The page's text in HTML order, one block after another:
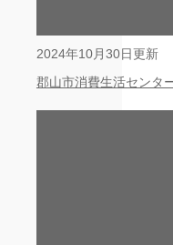
2024年10月30日更新
郡山市消費生活センタ